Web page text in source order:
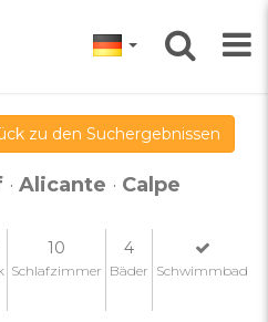
zu den Suchergebnissen
· Alicante · Calpe
10
Schlafzimmer
4
Bäder Schwimmbad